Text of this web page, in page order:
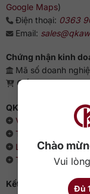
Chào
Vui
Đủ
Google Maps)
Điện thoại: 0363
Email:
Chứng nhận kinh
Mã số doanh
Giấy phép bán lẻ
QKAWine - Chuyên
Về chúng tôi
Thông cáo báo chí
Liên hệ với
Tin tức và sự kiện
Kết nối với QKAWine